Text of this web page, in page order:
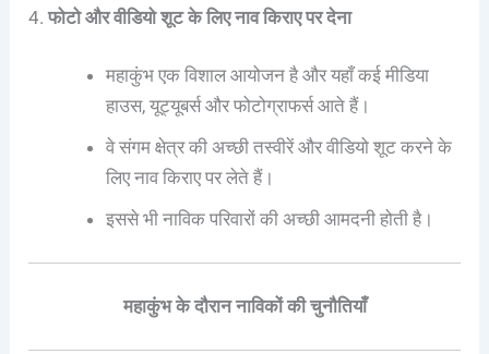
4.फोटो और वीडियो शूट के लिए नाव किराए पर देना
महाकुंभ एक विशाल आयोजन है और यहाँ कई मीडिया
हाउस, यूट्यूबर्स और फोटोग्राफर्स आते हैं।
वे संगम क्षेत्र की अच्छी तस्वीरें और वीडियो शूट करने के
लिए नाव किराए पर लेते हैं।
इससे भी नाविक परिवारों की अच्छी आमदनी होती है।
महाकुंभ के दौरान नाविकों की चुनौतियाँ